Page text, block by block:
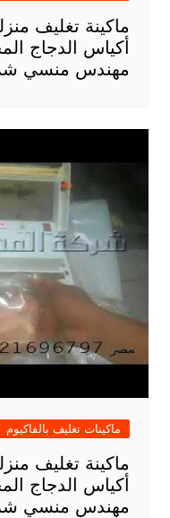
ماكينة تغليف
مهندس منسي
ماكينات تغليف بالفاكيوم
ماكينة تغليف
مهندس منسي